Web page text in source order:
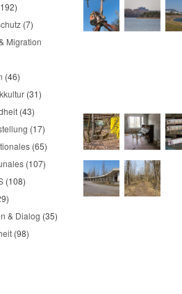
(7)
Migration
(46)
(31)
(43)
(17)
(65)
(107)
(108)
& Dialog (35)
(98)